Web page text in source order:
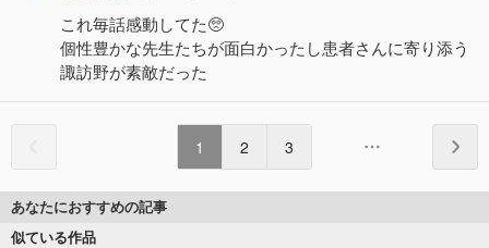
これ毎話感動してた🥺
個性豊かな先生たちが面白かったし患者さんに寄り添う
諏訪野が素敵だった
1 2 3
あなたにおすすめの記事
似ている作品